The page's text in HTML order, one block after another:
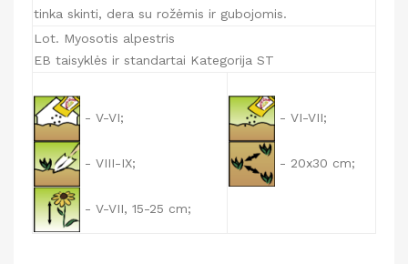
tinka skinti, dera su rožėmis ir gubojomis.
Lot. Myosotis alpestris
EB taisyklės ir standartai Kategorija ST
- V-VI;
- VIII-IX;
- V-VII, 15-25 cm;
- VI-VII;
- 20x30 cm;